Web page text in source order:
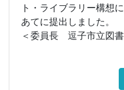
ト・ライブラリー構想
あてに提出しました。
＜委員長 逗子市立図